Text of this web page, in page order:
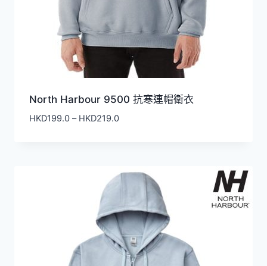
North Harbour 9500 抗寒連帽衛衣
HKD199.0 – HKD219.0價
HKD199.0
HKD219.0